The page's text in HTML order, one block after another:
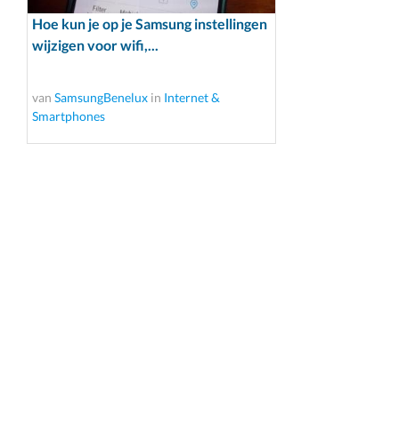
Hoe kun je op je Samsung instellingen
wijzigen voor wifi,...
van SamsungBenelux in Internet &
Smartphones